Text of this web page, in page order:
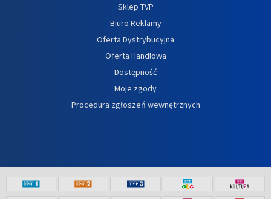
Sklep TVP
Biuro Reklamy
Oferta Dystrybucyjna
Oferta Handlowa
Dostępność
Moje zgody
Procedura zgłoszeń wewnętrznych